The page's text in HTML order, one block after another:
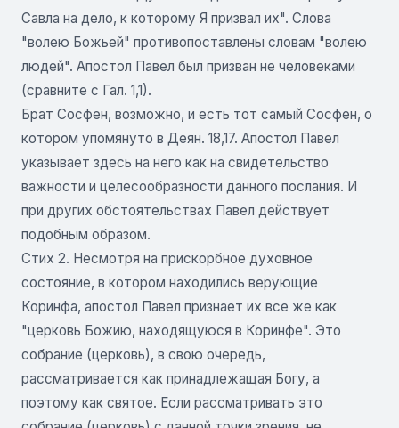
Савла на дело, к которому Я призвал их". Слова
"волею Божьей" противопоставлены словам "волею
людей". Апостол Павел был призван не человеками
(сравните с Гал. 1,1).
Брат Сосфен, возможно, и есть тот самый Сосфен, о
котором упомянуто в Деян. 18,17. Апостол Павел
указывает здесь на него как на свидетельство
важности и целесообразности данного послания. И
при других обстоятельствах Павел действует
подобным образом.
Стих 2. Несмотря на прискорбное духовное
состояние, в котором находились верующие
Коринфа, апостол Павел признает их все же как
"церковь Божию, находящуюся в Коринфе". Это
собрание (церковь), в свою очередь,
рассматривается как принадлежащая Богу, а
поэтому как святое. Если рассматривать это